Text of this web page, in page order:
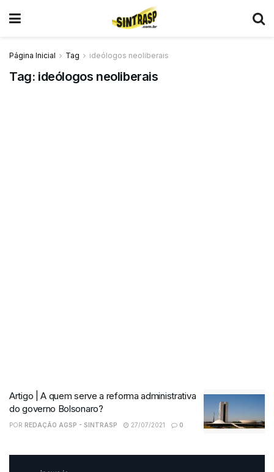
Página Inicial Tag ideólogos neoliberais
Tag: ideólogos neoliberais
Artigo | A quem serve a reforma administrativa
do governo Bolsonaro?
POR REDAÇÃO AGSP - SINTRASP 27/07/2021 0